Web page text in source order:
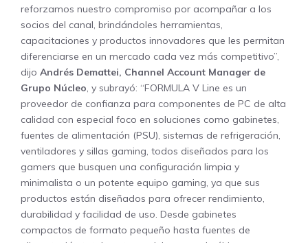
reforzamos nuestro compromiso por acompañar a los
socios del canal, brindándoles herramientas,
capacitaciones y productos innovadores que les permitan
diferenciarse en un mercado cada vez más competitivo”,
dijo Andrés Demattei, Channel Account Manager de
Grupo Núcleo, y subrayó: “FORMULA V Line es un
proveedor de confianza para componentes de PC de alta
calidad con especial foco en soluciones como gabinetes,
fuentes de alimentación (PSU), sistemas de refrigeración,
ventiladores y sillas gaming, todos diseñados para los
gamers que busquen una configuración limpia y
minimalista o un potente equipo gaming, ya que sus
productos están diseñados para ofrecer rendimiento,
durabilidad y facilidad de uso. Desde gabinetes
compactos de formato pequeño hasta fuentes de